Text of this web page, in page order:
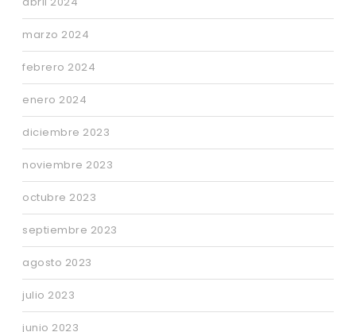
marzo 2024
febrero 2024
enero 2024
diciembre 2023
noviembre 2023
octubre 2023
septiembre 2023
agosto 2023
julio 2023
junio 2023